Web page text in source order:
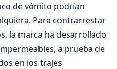
de vómito podrían
Para contrarrestar
la marca ha desarrollado
a prueba de
en los trajes